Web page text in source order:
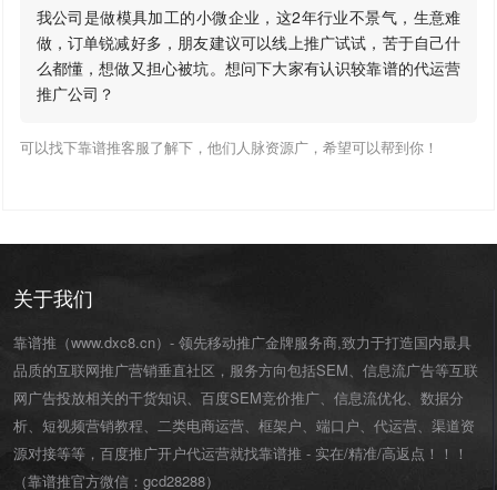
我公司是做模具加工的小微企业，这2年行业不景气，生意难
做，订单锐减好多，朋友建议可以线上推广试试，苦于自己什
么都懂，想做又担心被坑。想问下大家有认识较靠谱的代运营
推广公司？
可以找下靠谱推客服了解下，他们人脉资源广，希望可以帮到你！
关于我们
靠谱推（www.dxc8.cn）- 领先移动推广金牌服务商,致力于打造国内最具
品质的互联网推广营销垂直社区，服务方向包括SEM、信息流广告等互联
网广告投放相关的干货知识、百度SEM竞价推广、信息流优化、数据分
析、短视频营销教程、二类电商运营、 框架户、 端口户、 代运营、渠道资
源对接等等，百度推广开户代运营就找靠谱推 - 实在/精准/高返点！！！
（靠谱推官方微信： gcd28288）